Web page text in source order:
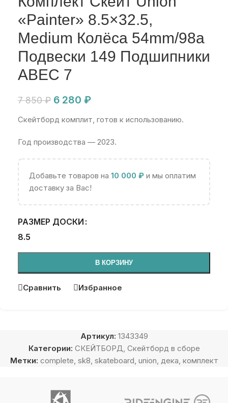
«Painter» 8.5×32.5,
Medium Колёса 54mm/98a
Подвески 149 Подшипники
ABEC 7
7 850₽ 6 280 ₽
Скейтборд комплит, готов к использованию.
Год производства — 2023.
Добавьте товаров на 10 000 ₽ и мы оплатим
доставку за Вас!
РАЗМЕР ДОСКИ
8.5
В КОРЗИНУ
Сравнить Избранное
Артикул: 1343349
Категории: СКЕЙТБОРД Скейтборд в сборе
Метки: complete sk8 skateboard union дека комплект